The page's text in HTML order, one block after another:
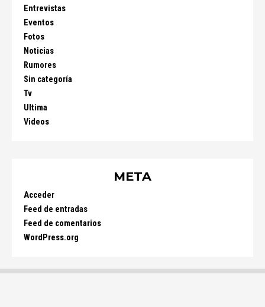
Entrevistas
Eventos
Fotos
Noticias
Rumores
Sin categoría
Tv
Ultima
Videos
META
Acceder
Feed de entradas
Feed de comentarios
WordPress.org